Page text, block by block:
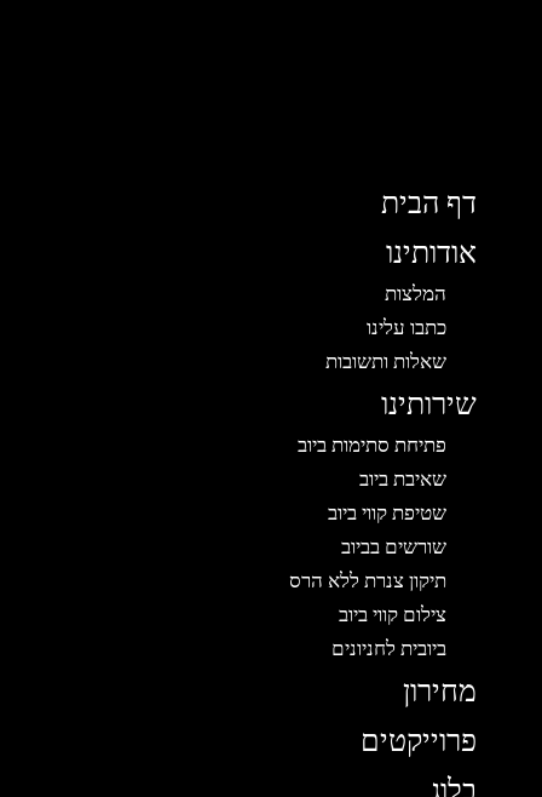
דף הבית
אודותינו
המלצות
כתבו עלינו
שאלות ותשובות
שירותינו
פתיחת סתימות ביוב
שאיבת ביוב
שטיפת קווי ביוב
שורשים בביוב
תיקון צנרת ללא הרס
צילום קווי ביוב
ביובית לחניונים
מחירון
פרוייקטים
בלוג